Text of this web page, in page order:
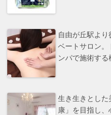
自由が丘駅よ
ベートサロン。
ンパで施術する
生き生きとした
康」を目指し、